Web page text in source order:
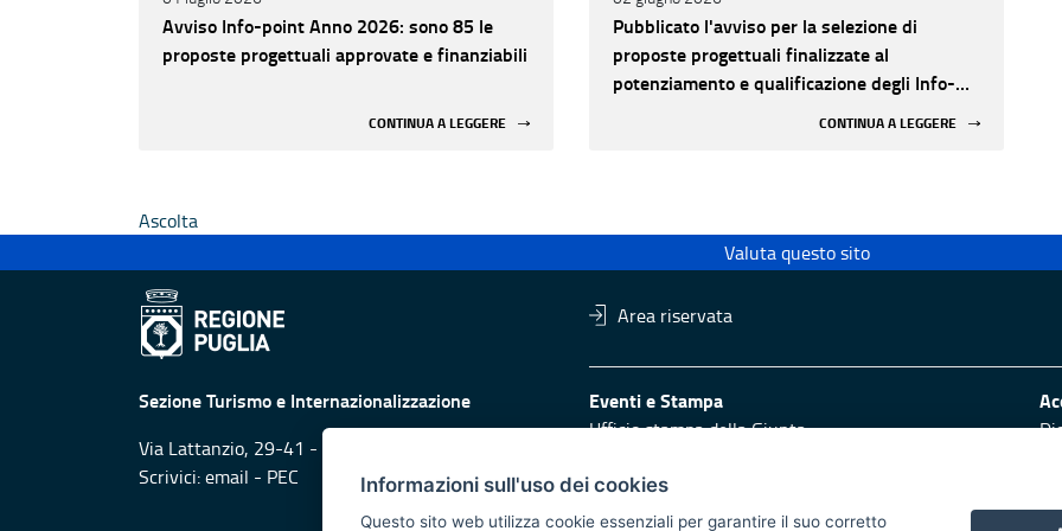
Avviso Info-point Anno 2026: sono 85 le
proposte progettuali approvate e finanziabili
CONTINUA A LEGGERE
Pubblicato l'avviso per la selezione di
proposte progettuali finalizzate al
potenziamento e qualificazione degli Info-
CONTINUA A LEGGERE
Ascolta
Valuta questo sito
Area riservata
Sezione Turismo e Internazionalizzazione
Via Lattanzio, 29-41 - 70126 Bari
Scrivici:email - PEC
Eventi e Stampa
Ufficio stampa della Giunta
Logo e identità regionale
Redazione
Informazioni sull'uso dei cookies
Questo sito web utilizza cookie essenziali per garantire il suo corretto